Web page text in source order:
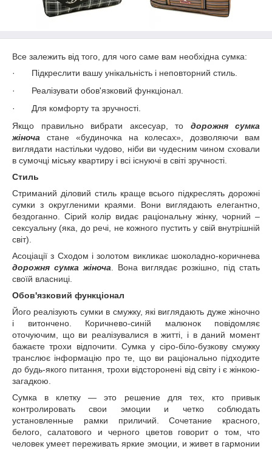
Все залежить від того, для чого саме вам необхідна сумка:
·
Підкреслити вашу унікальність і неповторний стиль.
·
Реалізувати обов'язковий функціонал.
·
Для комфорту та зручності.
Якщо правильно вибрати аксесуар, то дорожня сумка
жіноча стане «будиночка на колесах», дозволяючи вам
виглядати настільки чудово, ніби ви чудесним чином сховали
в сумочці міську квартиру і всі існуючі в світі зручності.
Стиль
Стриманий діловий стиль краще всього підкреслять дорожні
сумки з округленими краями. Вони виглядають елегантно,
бездоганно. Сірий колір видає раціональну жінку, чорний –
сексуальну (яка, до речі, не кожного пустить у свій внутрішній
світ).
Асоціації з Сходом і золотом викликає шоколадно-коричнева
дорожня сумка жіноча . Вона виглядає розкішно, під стать
своїй власниці.
Обов'язковий функціонал
Його реалізують сумки в смужку, які виглядають дуже жіночно
і витончено. Коричнево-синій малюнок повідомляє
оточуючим, що ви реалізувалися в житті, і в даний момент
бажаєте трохи відпочити. Сумка у сіро-біло-бузкову смужку
транслює інформацію про те, що ви раціонально підходите
до будь-якого питання, трохи відсторонені від світу і є жінкою-
загадкою.
Сумка в клетку ― это решение для тех, кто привык
контролировать свои эмоции и четко соблюдать
установленные рамки приличий. Сочетание красного,
белого, салатового и черного цветов говорит о том, что
человек умеет переживать яркие эмоции, и живет в гармонии